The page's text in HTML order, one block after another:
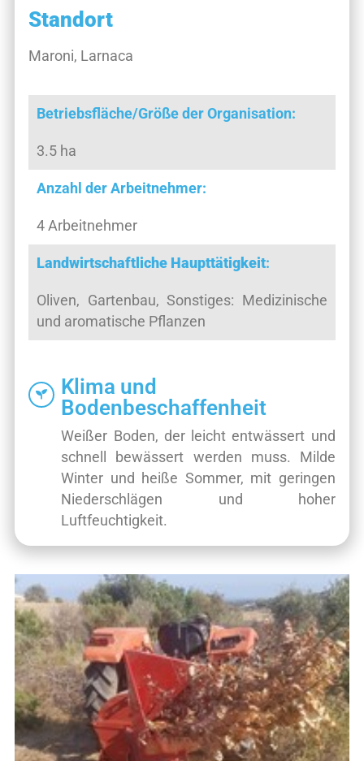
Standort
Maroni, Larnaca
Betriebsfläche/Größe der Organisation:
3.5 ha
Anzahl der Arbeitnehmer:
4 Arbeitnehmer
Landwirtschaftliche Haupttätigkeit:
Oliven, Gartenbau, Sonstiges: Medizinische
und aromatische Pflanzen
Klima und
Bodenbeschaffenheit
Weißer Boden, der leicht entwässert und
schnell bewässert werden muss. Milde
Winter und heiße Sommer, mit geringen
Niederschlägen und hoher
Luftfeuchtigkeit.